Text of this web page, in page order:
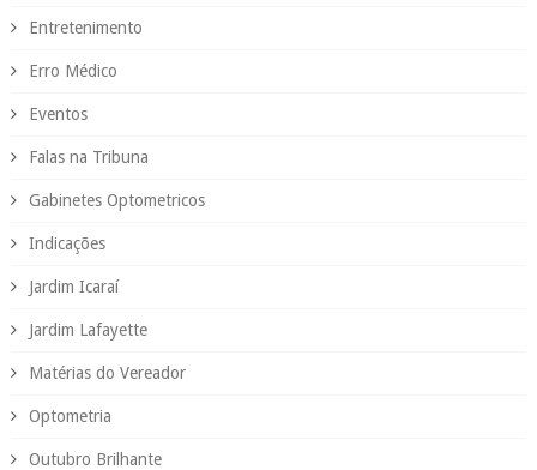
Entretenimento
Erro Médico
Eventos
Falas na Tribuna
Gabinetes Optometricos
Indicações
Jardim Icaraí
Jardim Lafayette
Matérias do Vereador
Optometria
Outubro Brilhante